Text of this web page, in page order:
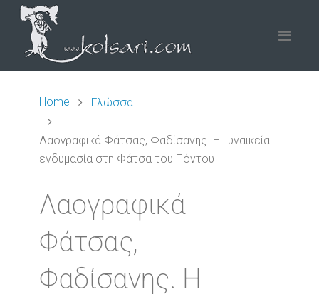
Home Γλώσσα
Λαογραφικά Φάτσας, Φαδίσανης. Η Γυναικεία
ενδυμασία στη Φάτσα του Πόντου
Λαογραφικά
Φάτσας,
Φαδίσανης. Η